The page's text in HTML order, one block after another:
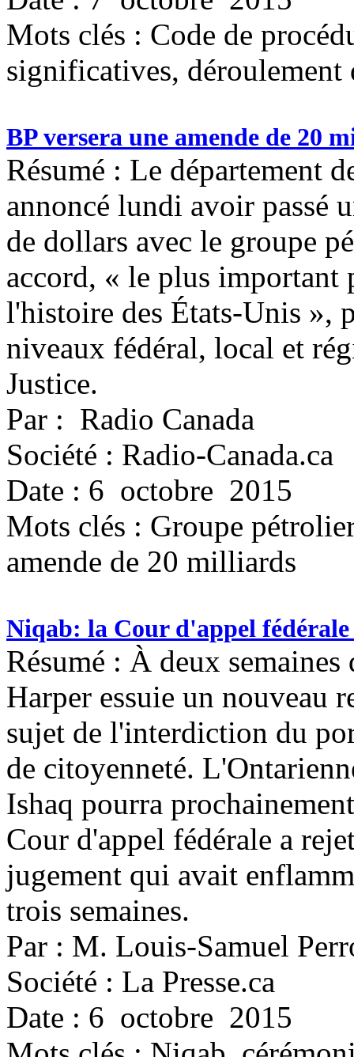
Mots clés : Code de
significatives, déroulement
BP versera une amende de 20
Résumé : Le département
annoncé lundi avoir passé
de dollars avec le groupe
accord, « le plus important
l'histoire des États-Unis »,
niveaux fédéral, local et
Justice.
Par : Radio Canada
Société : Radio-Canada.ca
Date : 6 octobre 2015
Mots clés : Groupe
amende de 20 milliards
Niqab: la Cour d'appel fédérale
Résumé : À deux
Harper essuie un nouveau
sujet de l'interdiction du
de citoyenneté.
Ishaq pourra
Cour d'appel fédérale a
jugement qui avait
trois semaines.
Par : M. Louis-Samuel
Société : La Presse.ca
Date : 6 octobre 2015